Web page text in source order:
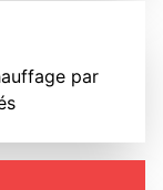
par